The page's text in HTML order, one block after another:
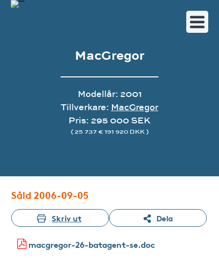
MacGregor
Modellår: 2001
Tillverkare: MacGregor
Pris: 295 000 SEK
( 25 737 € 191 920 DKK )
Såld 2006-09-05
Skriv ut Dela
macgregor-26-batagent-se.doc